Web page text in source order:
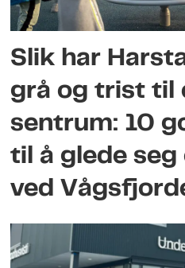
Slik har
grå og trist til
sentrum: 10
til å glede seg
ved